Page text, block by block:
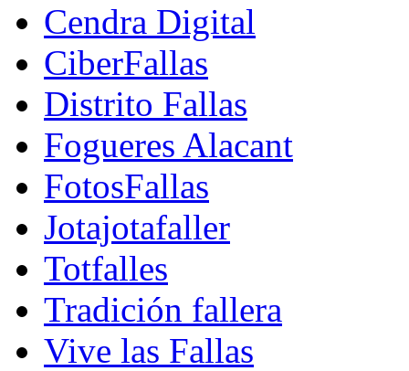
Cendra Digital
CiberFallas
Distrito Fallas
Fogueres Alacant
FotosFallas
Jotajotafaller
Totfalles
Tradición fallera
Vive las Fallas